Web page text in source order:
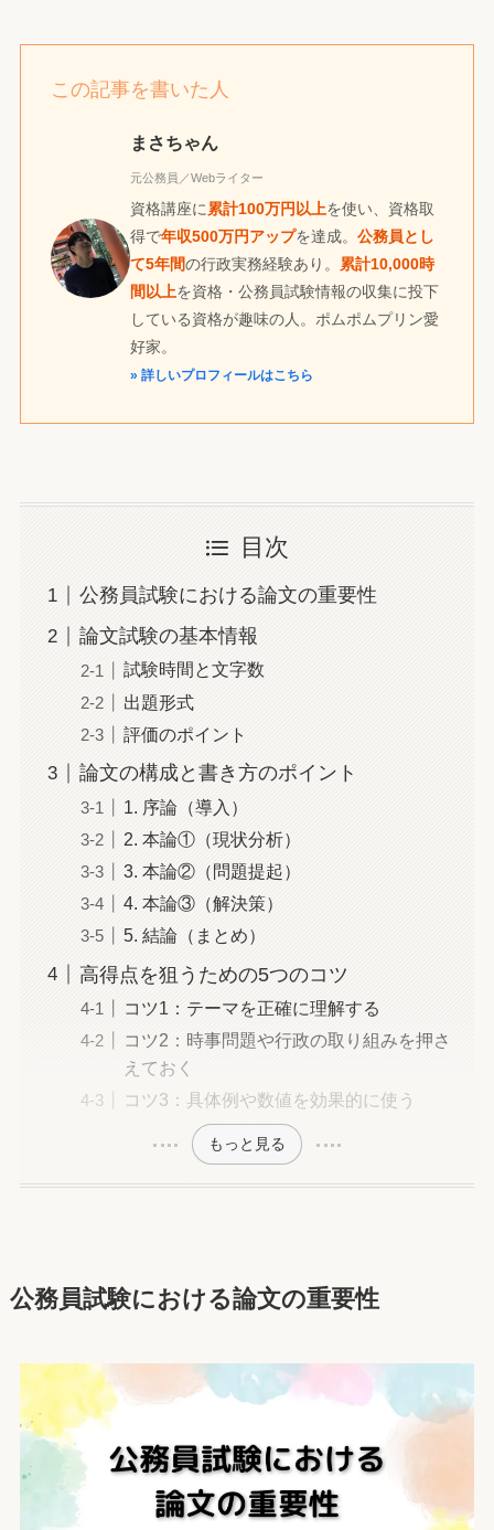
この記事を書いた人
まさちゃん
元公務員／Webライター
資格講座に累計100万円以上を使い、資格取
得で年収500万円アップを達成。 公務員とし
て5年間の行政実務経験あり。 累計10,000時
間以上を資格・公務員試験情報の収集に投下
している資格が趣味の人。ポムポムプリン愛
好家。
» 詳しいプロフィールはこちら
目次
公務員試験における論文の重要性
論文試験の基本情報
試験時間と文字数
出題形式
評価のポイント
論文の構成と書き方のポイント
1. 序論（導入）
2. 本論①（現状分析）
3. 本論②（問題提起）
4. 本論③（解決策）
5. 結論（まとめ）
高得点を狙うための5つのコツ
コツ1：テーマを正確に理解する
コツ2：時事問題や行政の取り組みを押さ
えておく
コツ3：具体例や数値を効果的に使う
もっと見る
公務員試験における論文の重要性